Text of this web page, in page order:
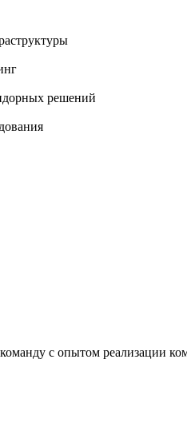
решений
с опытом реализации